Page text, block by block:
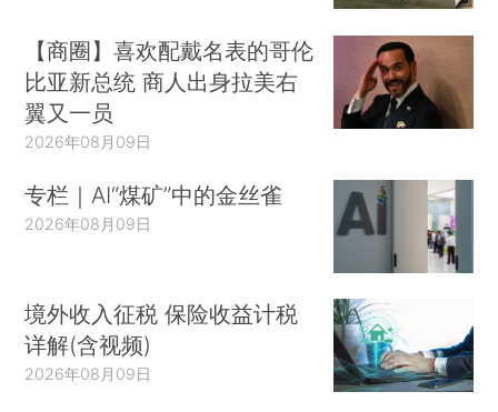
【商圈】喜欢配戴名表的哥伦
比亚新总统 商人出身拉美右
翼又一员
2026年08月09日
专栏｜AI“煤矿”中的金丝雀
2026年08月09日
境外收入征税 保险收益计税
详解(含视频)
2026年08月09日